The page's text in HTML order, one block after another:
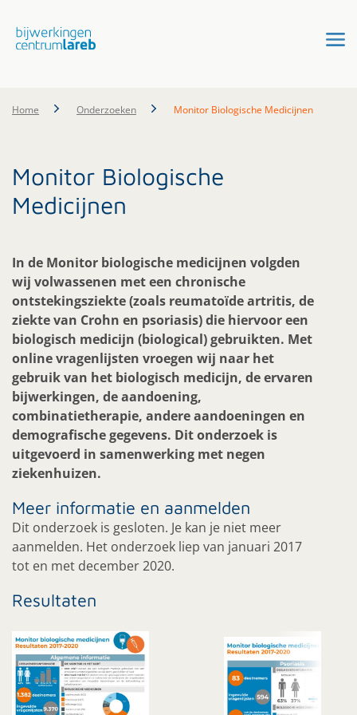
Home Onderzoeken Monitor Biologische Medicijnen
Monitor Biologische
Medicijnen
In de Monitor biologische medicijnen volgden
wij volwassenen met een chronische
ontstekingsziekte (zoals reumatoïde artritis, de
ziekte van Crohn en psoriasis) die hiervoor een
biologisch medicijn (biological) gebruikten. Met
online vragenlijsten vroegen wij naar het
gebruik van het biologisch medicijn, de ervaren
bijwerkingen, de aandoening,
combinatietherapie, andere aandoeningen en
demografische gegevens. Dit onderzoek is
uitgevoerd in samenwerking met negen
ziekenhuizen.
Meer informatie en aanmelden
Dit onderzoek is gesloten. Je kan je niet meer
aanmelden. Het onderzoek liep van januari 2017
tot en met december 2020.
Resultaten